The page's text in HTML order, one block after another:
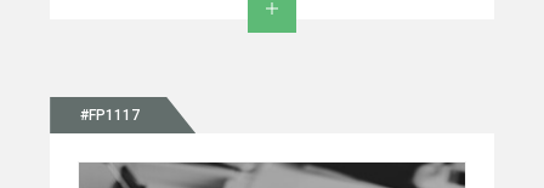
#FP1117